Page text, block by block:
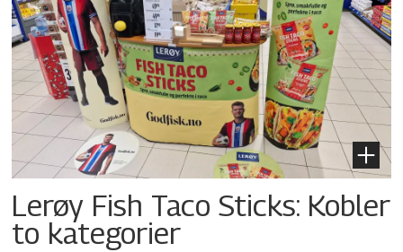
Lerøy Fish Taco Sticks: Kobler
to kategorier